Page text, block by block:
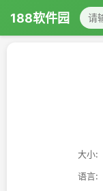
188软件园
大小:
语言: